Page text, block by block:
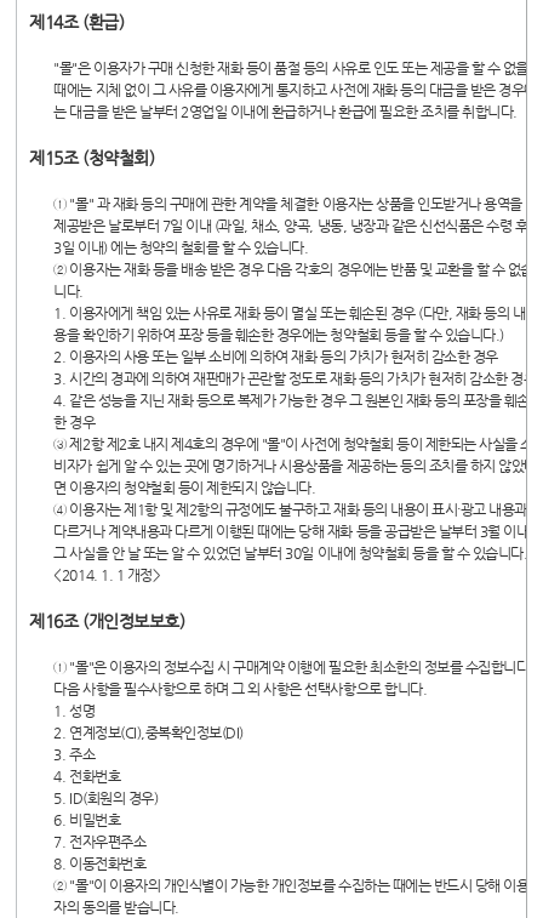
제14조 (환급)
"몰"은 이용자가 구매 신청한 재화 등이 품절 등의 사유로 인도 또는 제공을 할 수 없을
때에는 지체 없이 그 사유를 이용자에게 통지하고 사전에 재화 등의 대금을 받은 경우에
는 대금을 받은 날부터 2영업일 이내에 환급하거나 환급에 필요한 조치를 취합니다.
제15조 (청약철회)
① "몰" 과 재화 등의 구매에 관한 계약을 체결한 이용자는 상품을 인도받거나 용역을
제공받은 날로부터 7일 이내 (과일, 채소, 양곡, 냉동, 냉장과 같은 신선식품은 수령 후
3일 이내) 에는 청약의 철회를 할 수 있습니다.
② 이용자는 재화 등을 배송 받은 경우 다음 각호의 경우에는 반품 및 교환을 할 수 없습
니다.
1. 이용자에게 책임 있는 사유로 재화 등이 멸실 또는 훼손된 경우 (다만, 재화 등의 내
용을 확인하기 위하여 포장 등을 훼손한 경우에는 청약철회 등을 할 수 있습니다.)
2. 이용자의 사용 또는 일부 소비에 의하여 재화 등의 가치가 현저히 감소한 경우
3. 시간의 경과에 의하여 재판매가 곤란할 정도로 재화 등의 가치가 현저히 감소한 경우
4. 같은 성능을 지닌 재화 등으로 복제가 가능한 경우 그 원본인 재화 등의 포장을 훼손
한 경우
③ 제2항 제2호 내지 제4호의 경우에 "몰"이 사전에 청약철회 등이 제한되는 사실을 소
비자가 쉽게 알 수 있는 곳에 명기하거나 시용상품을 제공하는 등의 조치를 하지 않았다
면 이용자의 청약철회 등이 제한되지 않습니다.
④ 이용자는 제1항 및 제2항의 규정에도 불구하고 재화 등의 내용이 표시·광고 내용과
다르거나 계약내용과 다르게 이행된 때에는 당해 재화 등을 공급받은 날부터 3월 이내,
그 사실을 안 날 또는 알 수 있었던 날부터 30일 이내에 청약철회 등을 할 수 있습니다.
<2014. 1. 1 개정>
제16조 (개인정보보호)
① "몰"은 이용자의 정보수집 시 구매계약 이행에 필요한 최소한의 정보를 수집합니다.
다음 사항을 필수사항으로 하며 그 외 사항은 선택사항으로 합니다.
1. 성명
2. 연계정보(CI),중복확인정보(DI)
3. 주소
4. 전화번호
5. ID(회원의 경우)
6. 비밀번호
7. 전자우편주소
8. 이동전화번호
② "몰"이 이용자의 개인식별이 가능한 개인정보를 수집하는 때에는 반드시 당해 이용
자의 동의를 받습니다.